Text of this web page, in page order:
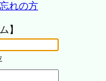
れの方
】